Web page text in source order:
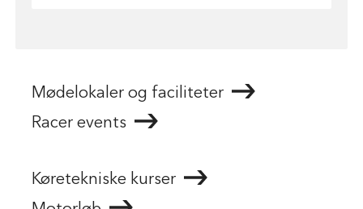
Mødelokaler og faciliteter
Racer events
Køretekniske kurser